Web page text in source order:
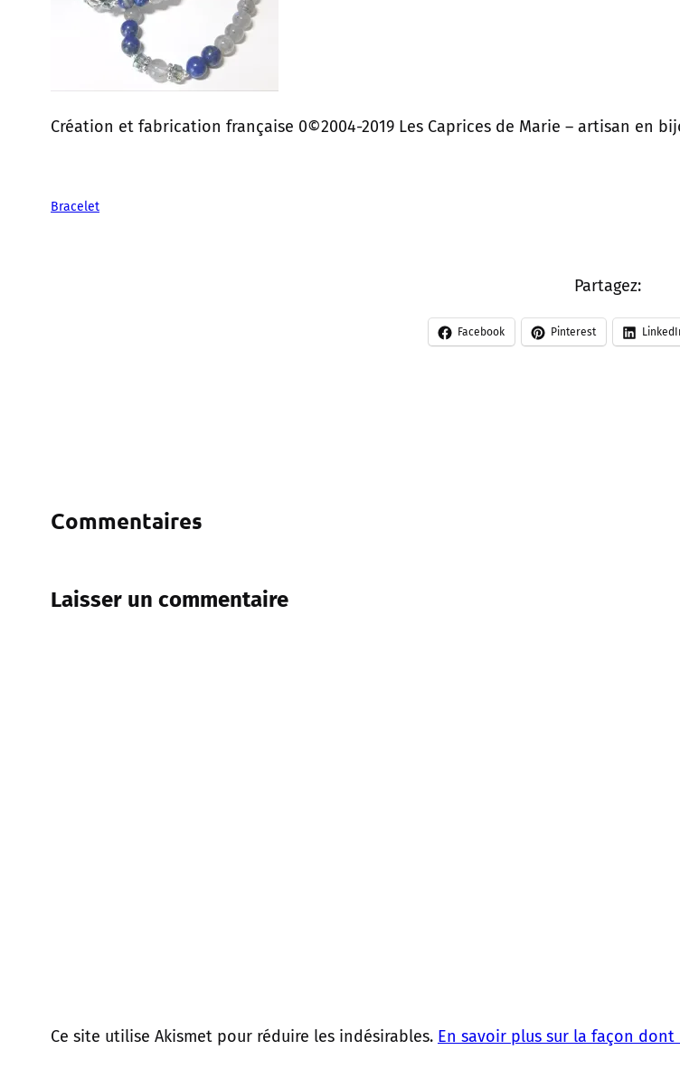
Création et fabrication française 0©2004-2019 Les Caprices de Marie – artisan en
Bracelet
Partagez:
Facebook Pinterest
Commentaires
Laisser un commentaire
Ce site utilise Akismet pour réduire les indésirables. En savoir plus sur la façon